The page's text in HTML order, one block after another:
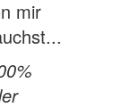
mir